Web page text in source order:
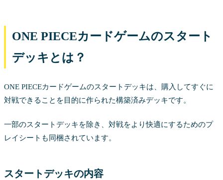
ONE PIECEカードゲームのスタート
デッキとは？
ONE PIECEカードゲームのスタートデッキは、購入してすぐに
対戦できることを目的に作られた構築済みデッキです。
一部のスタートデッキを除き、対戦をより快適にするためのプ
レイシートも同梱されています。
スタートデッキの内容